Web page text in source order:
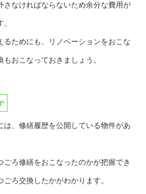
さなければならないため余分な費用が
るためにも、リノベーションをおこな
もおこなっておきましょう。
は、修繕履歴を公開している物件があ
ごろ修繕をおこなったのかが把握でき
ごろ交換したかがわかります。